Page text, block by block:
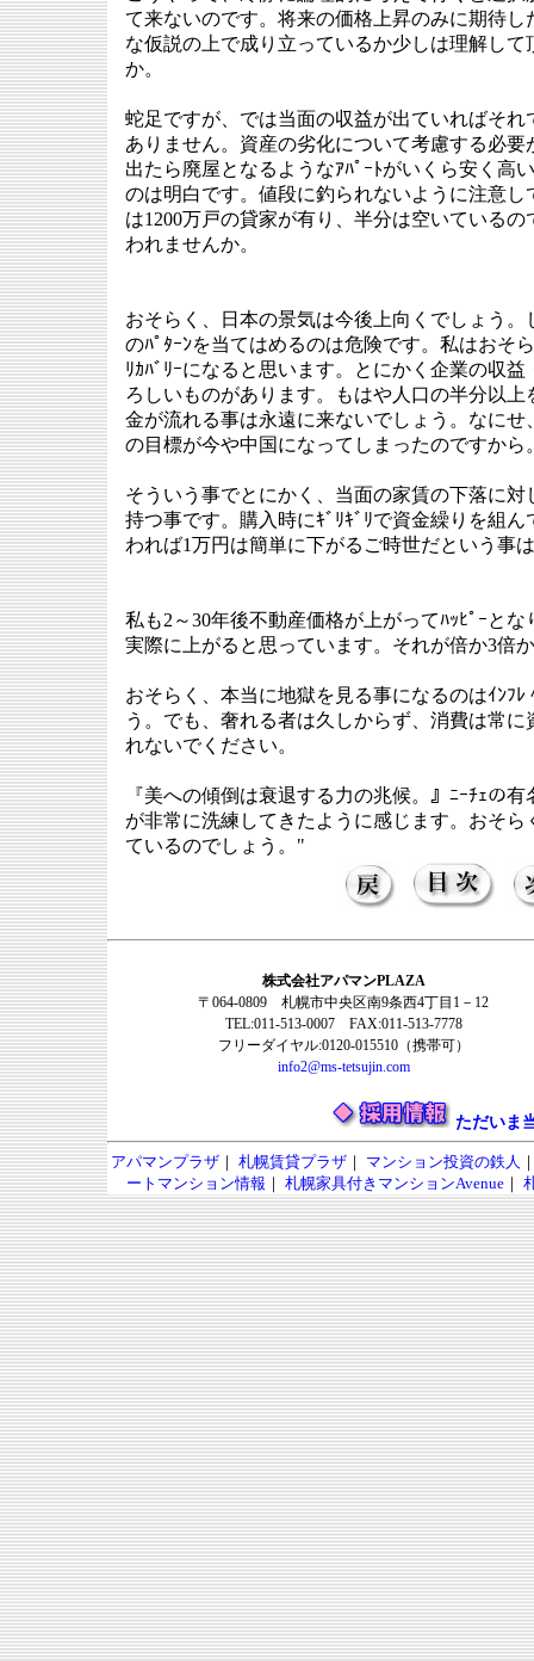
て来ないのです。将来の価格上昇のみに期待
な仮説の上で成り立っているか少しは理解し
か。
蛇足ですが、では当面の収益が出ていればそ
ありません。資産の劣化について考慮する必
出たら廃屋となるようなｱﾊﾟｰﾄがいくら安く高
のは明白です。値段に釣られないように注意
は1200万戸の貸家が有り、半分は空いている
われませんか。
おそらく、日本の景気は今後上向くでしょう
のﾊﾟﾀｰﾝを当てはめるのは危険です。私はおそ
ﾘｶﾊﾞﾘｰになると思います。とにかく企業の収
ろしいものがあります。もはや人口の半分以上
金が流れる事は永遠に来ないでしょう。なにせ
の目標が今や中国になってしまったのですから
そういう事でとにかく、当面の家賃の下落に
持つ事です。購入時にｷﾞﾘｷﾞﾘで資金繰りを組
われば1万円は簡単に下がるご時世だという事
私も2～30年後不動産価格が上がってﾊｯﾋﾟｰと
実際に上がると思っています。それが倍か3倍
おそらく、本当に地獄を見る事になるのはｲﾝﾌ
う。でも、奢れる者は久しからず、消費は常
れないでください。
『美への傾倒は衰退する力の兆候。』ﾆｰﾁｪの
が非常に洗練してきたように感じます。おそ
ているのでしょう。"
株式会社アパマンPLAZA
〒064-0809 札幌市中央区南9条西4丁目1－12
TEL:011-513-0007 FAX:011-513-7778
フリーダイヤル:0120-015510（携帯可）
info2@ms-tetsujin.com
ただいま
アパマンプラザ｜ 札幌賃貸プラザ｜ マンション投資の鉄人
ートマンション情報 ｜ 札幌家具付きマンションAvenue ｜